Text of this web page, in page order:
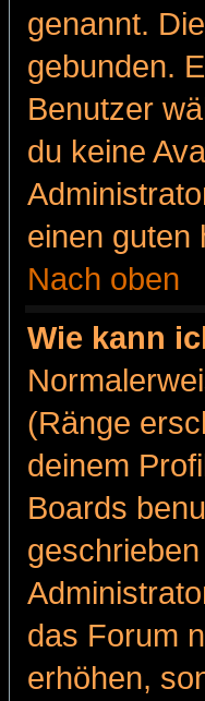
genannt.
gebunden.
Benutzer
du keine
einen guten
Nach oben
Wie kann
(Ränge
deinem
Boards
das Forum
erhöhen,